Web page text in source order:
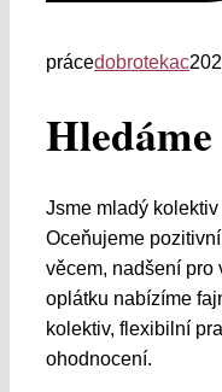
prácedobrotekac
Jsme mladý
Oceňujeme
věcem, nadšení pro
oplátku nabízíme
kolektiv, flexibilní
ohodnocení.